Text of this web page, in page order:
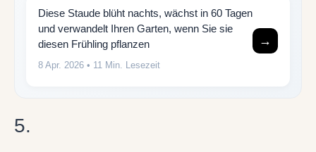
Diese Staude blüht nachts, wächst in 60 Tagen
und verwandelt Ihren Garten, wenn Sie sie
diesen Frühling pflanzen
8 Apr. 2026 • 11 Min. Lesezeit
→
5.